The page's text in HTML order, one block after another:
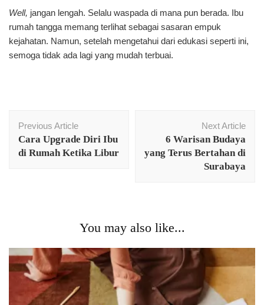
Well, jangan lengah. Selalu waspada di mana pun berada. Ibu
rumah tangga memang terlihat sebagai sasaran empuk
kejahatan. Namun, setelah mengetahui dari edukasi seperti ini,
semoga tidak ada lagi yang mudah terbuai.
Navigation
Previous Article
Cara Upgrade Diri Ibu
di Rumah Ketika Libur
Next Article
6 Warisan Budaya
yang Terus Bertahan di
Surabaya
You may also like...